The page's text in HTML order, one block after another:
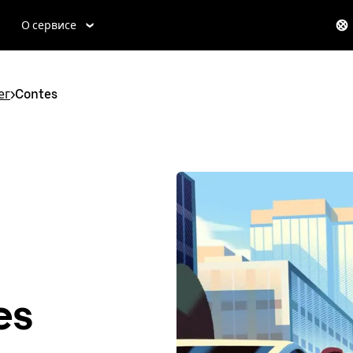
О сервисе
>Contes